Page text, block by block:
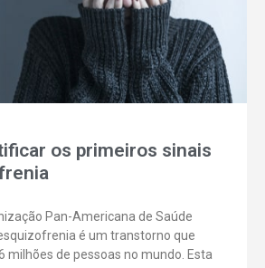
os primeiros sinais
Pan-Americana de Saúde
é um transtorno que
milhões de pessoas no mundo. Esta